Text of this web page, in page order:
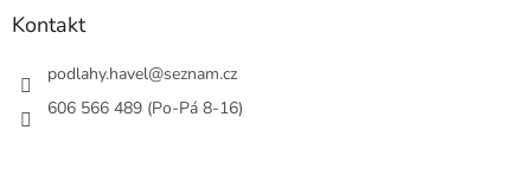
Kontakt
podlahy.havel@seznam.cz
606 566 489 (Po-Pá 8-16)